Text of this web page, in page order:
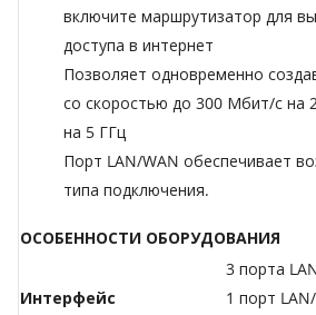
включите маршрутизатор для
доступа в интернет
Позволяет одновременно
со скоростью до 300 Мбит/с на
на 5 ГГц
Порт LAN/WAN обеспечивает
типа подключения.
ОСОБЕННОСТИ ОБОРУДОВАНИЯ
Интерфейс
3 порта
1 порт